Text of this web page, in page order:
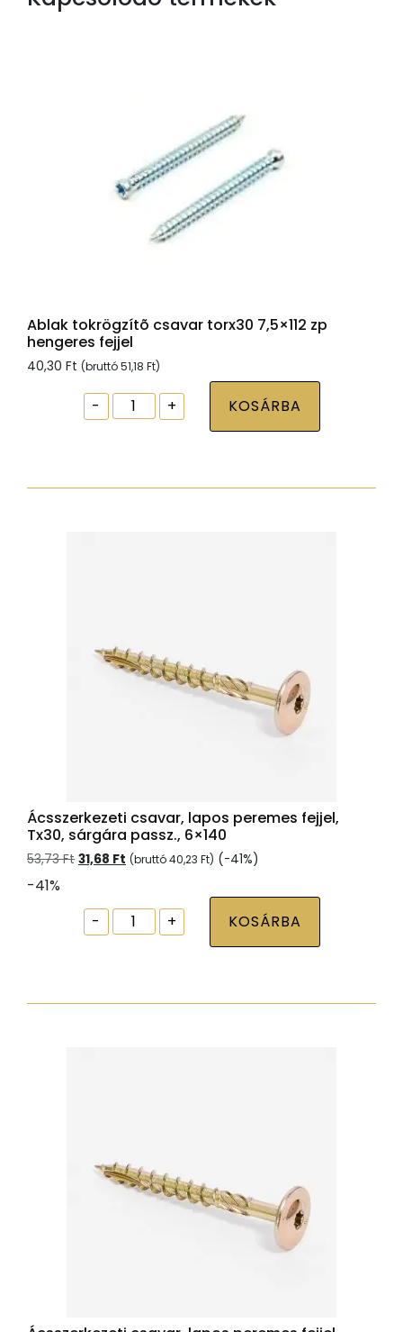
Ablak tokrögzítõ csavar torx30 7,5×112 zp
hengeres fejjel
40,30 Ft (bruttó51,18 Ft)
-
Ablak
tokrögzítõ
7,5x112
+ KOSÁRBA
Ácsszerkezeti csavar, lapos peremes fejjel,
Tx30, sárgára passz., 6×140
53,73Ft Original
53,73 Ft.
31,68 Ft Current
31,68 Ft.
(bruttó40,23 Ft) (-41%)
-41%
-
Ácsszerkezeti
csavar,
fejjel,
+ KOSÁRBA